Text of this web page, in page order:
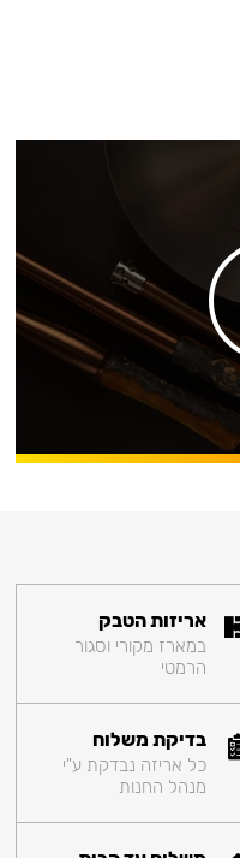
אריזות הטבק
במארז מקורי וסגור
הרמטי
בדיקת משלוח
כל אריזה נבדקת ע"י
מנהל החנות